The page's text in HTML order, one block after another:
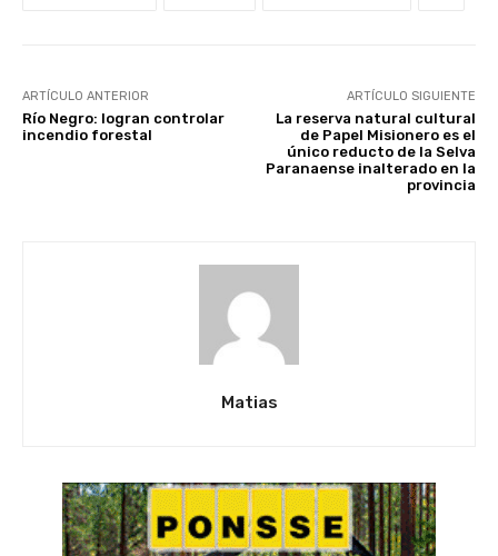
ARTÍCULO ANTERIOR
Río Negro: logran controlar
incendio forestal
ARTÍCULO SIGUIENTE
La reserva natural cultural
de Papel Misionero es el
único reducto de la Selva
Paranaense inalterado en la
provincia
Matias